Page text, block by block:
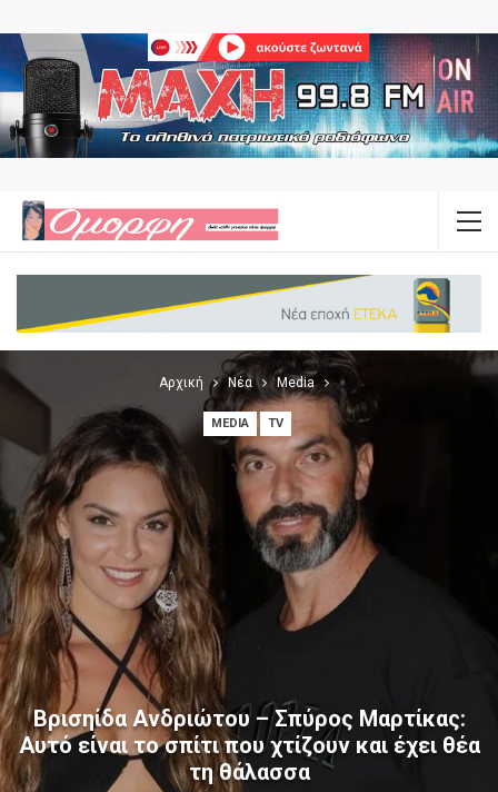
Αρχική Νέα Media
MEDIA TV
Βρισηίδα Ανδριώτου – Σπύρος Μαρτίκας:
Αυτό είναι το σπίτι που χτίζουν και έχει θέα
τη θάλασσα